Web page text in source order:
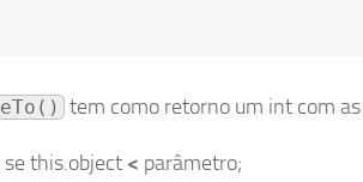
tem como retorno um int com
this.object < parâmetro;